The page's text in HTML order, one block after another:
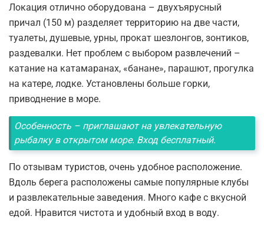
Локация отлично оборудована – двухъярусный
причал (150 м) разделяет территорию на две части,
туалеты, душевые, урны, прокат шезлонгов, зонтиков,
раздевалки. Нет проблем с выбором развлечений –
катание на катамаранах, «банане», парашют, прогулка
на катере, лодке. Установлены больше горки,
приводнение в море.
Особенность – приглашают на увлекательную
рыбалку в открытом море. Вход бесплатный.
По отзывам туристов, очень удобное расположение.
Вдоль берега расположены самые популярные клубы
и развлекательные заведения. Много кафе с вкусной
едой. Нравится чистота и удобный вход в воду.